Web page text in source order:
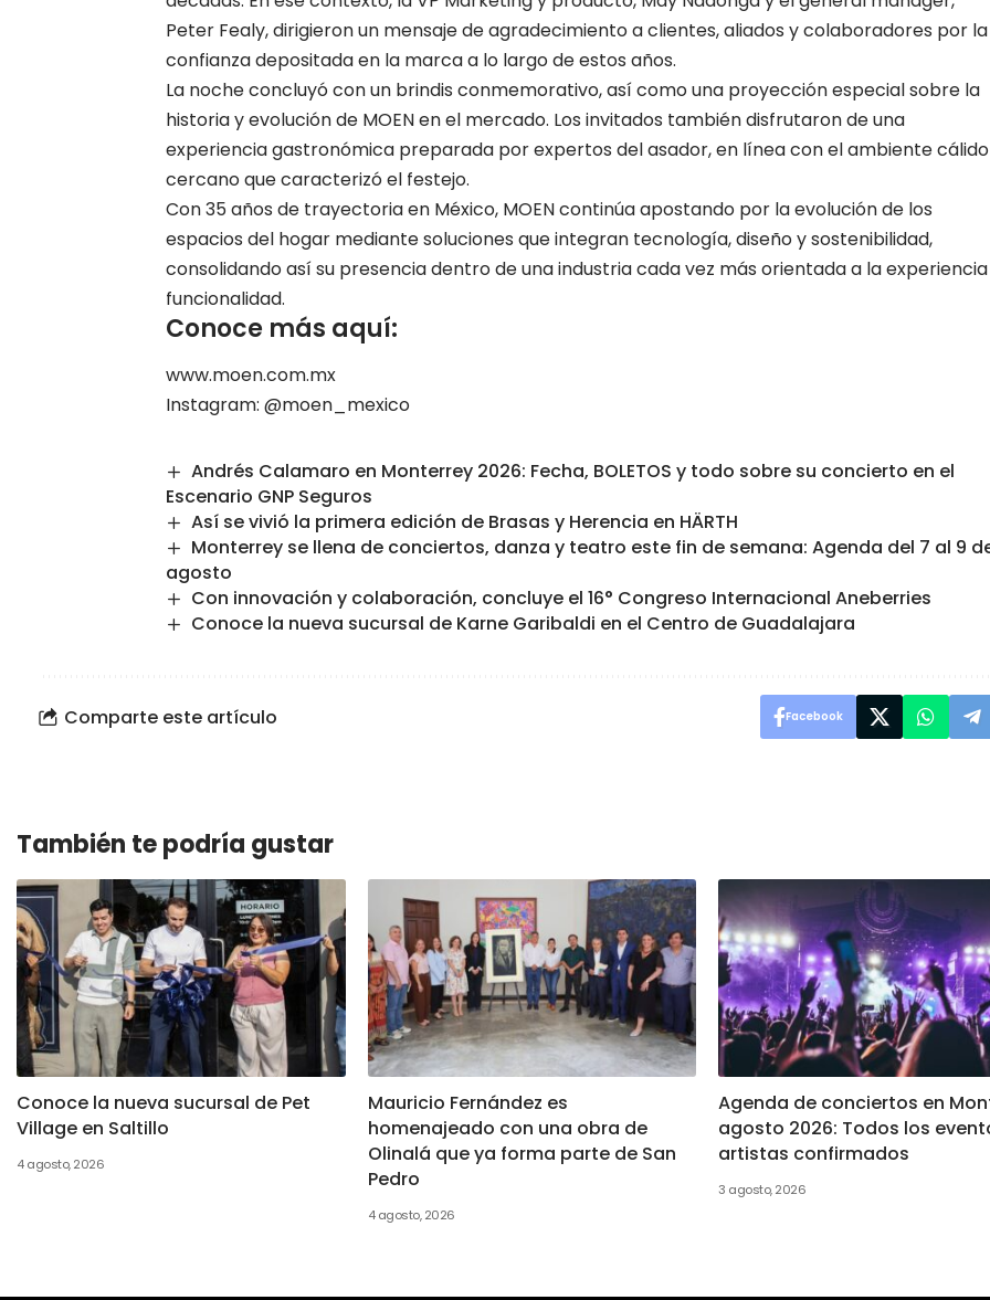
Peter Fealy, dirigieron un mensaje de agradecimiento a clientes, aliados y colaboradores por la
confianza depositada en la marca a lo largo de estos años.
La noche concluyó con un brindis conmemorativo, así como una proyección especial sobre la
historia y evolución de MOEN en el mercado. Los invitados también disfrutaron de una
experiencia gastronómica preparada por expertos del asador, en línea con el ambiente
cercano que caracterizó el festejo.
Con 35 años de trayectoria en México, MOEN continúa apostando por la evolución de los
espacios del hogar mediante soluciones que integran tecnología, diseño y sostenibilidad,
consolidando así su presencia dentro de una industria cada vez más orientada a la
funcionalidad.
Conoce más aquí:
www.moen.com.mx
Instagram: @moen_mexico
Andrés Calamaro en Monterrey 2026: Fecha, BOLETOS y todo sobre su concierto en el
Escenario GNP Seguros
Así se vivió la primera edición de Brasas y Herencia en HÄRTH
Monterrey se llena de conciertos, danza y teatro este fin de semana: Agenda del 7 al 9
agosto
Con innovación y colaboración, concluye el 16° Congreso Internacional Aneberries
Conoce la nueva sucursal de Karne Garibaldi en el Centro de Guadalajara
Comparte este artículo Facebook
También te podría gustar
Conoce la nueva sucursal de Pet
Village en Saltillo
4 agosto, 2026
Mauricio Fernández es
homenajeado con una obra de
Olinalá que ya forma parte de San
Pedro
4 agosto, 2026
Agenda de conciertos en
agosto 2026: Todos los
artistas confirmados
3 agosto, 2026